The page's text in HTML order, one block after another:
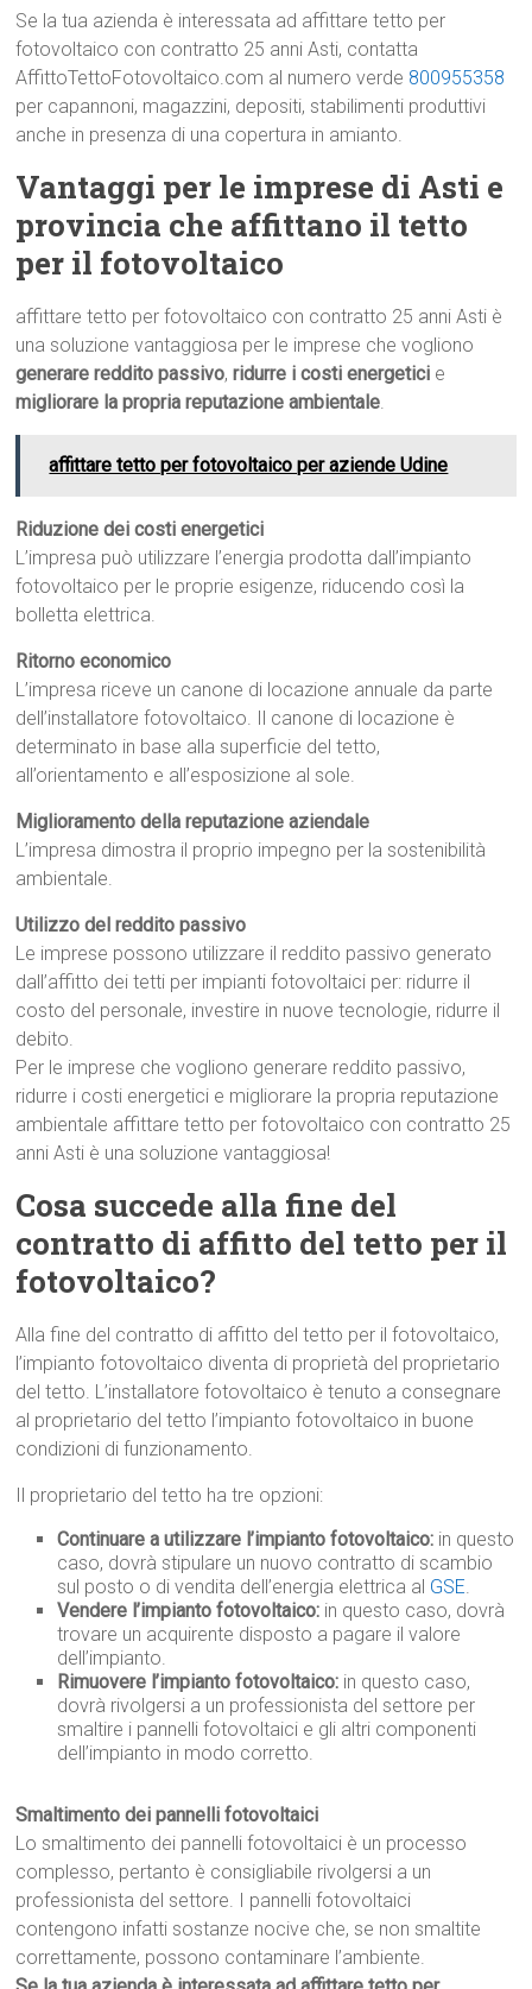
Se la tua azienda è interessata ad affittare tetto per
fotovoltaico con contratto 25 anni Asti, contatta
AffittoTettoFotovoltaico.com al numero verde 800955358
per capannoni, magazzini, depositi, stabilimenti produttivi
anche in presenza di una copertura in amianto.
Vantaggi per le imprese di Asti e
provincia che affittano il tetto
per il fotovoltaico
affittare tetto per fotovoltaico con contratto 25 anni Asti è
una soluzione vantaggiosa per le imprese che vogliono
generare reddito passivo,ridurre i costi energetici e
migliorare la propria reputazione ambientale.
affittare tetto per fotovoltaico per aziende Udine
Riduzione dei costi energetici
L’impresa può utilizzare l’energia prodotta dall’impianto
fotovoltaico per le proprie esigenze, riducendo così la
bolletta elettrica.
Ritorno economico
L’impresa riceve un canone di locazione annuale da parte
dell’installatore fotovoltaico. Il canone di locazione è
determinato in base alla superficie del tetto,
all’orientamento e all’esposizione al sole.
Miglioramento della reputazione aziendale
L’impresa dimostra il proprio impegno per la sostenibilità
ambientale.
Utilizzo del reddito passivo
Le imprese possono utilizzare il reddito passivo generato
dall’affitto dei tetti per impianti fotovoltaici per: ridurre il
costo del personale, investire in nuove tecnologie, ridurre il
debito.
Per le imprese che vogliono generare reddito passivo,
ridurre i costi energetici e migliorare la propria reputazione
ambientale affittare tetto per fotovoltaico con contratto 25
anni Asti è una soluzione vantaggiosa!
Cosa succede alla fine del
contratto di affitto del tetto per il
fotovoltaico?
Alla fine del contratto di affitto del tetto per il fotovoltaico,
l’impianto fotovoltaico diventa di proprietà del proprietario
del tetto. L’installatore fotovoltaico è tenuto a consegnare
al proprietario del tetto l’impianto fotovoltaico in buone
condizioni di funzionamento.
Il proprietario del tetto ha tre opzioni:
Continuare a utilizzare l’impianto fotovoltaico: in questo
caso, dovrà stipulare un nuovo contratto di scambio
sul posto o di vendita dell’energia elettrica al GSE.
Vendere l’impianto fotovoltaico: in questo caso, dovrà
trovare un acquirente disposto a pagare il valore
dell’impianto.
Rimuovere l’impianto fotovoltaico: in questo caso,
dovrà rivolgersi a un professionista del settore per
smaltire i pannelli fotovoltaici e gli altri componenti
dell’impianto in modo corretto.
Smaltimento dei pannelli fotovoltaici
Lo smaltimento dei pannelli fotovoltaici è un processo
complesso, pertanto è consigliabile rivolgersi a un
professionista del settore. I pannelli fotovoltaici
contengono infatti sostanze nocive che, se non smaltite
correttamente, possono contaminare l’ambiente.